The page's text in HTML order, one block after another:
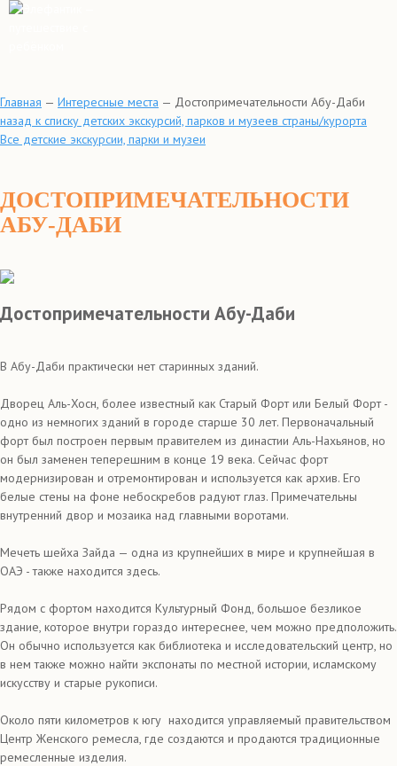
Главная — Интересные места — Достопримечательности Абу-Даби
назад к списку детских экскурсий, парков и музеев страны/курорта
Все детские экскурсии, парки и музеи
ДОСТОПРИМЕЧАТЕЛЬНОСТИ
АБУ-ДАБИ
Достопримечательности Абу-Даби
В Абу-Даби практически нет старинных зданий.
Дворец Аль-Хосн, более известный как Старый Форт или Белый Форт -
одно из немногих зданий в городе старше 30 лет. Первоначальный
форт был построен первым правителем из династии Аль-Нахьянов, но
он был заменен теперешним в конце 19 века. Сейчас форт
модернизирован и отремонтирован и используется как архив. Его
белые стены на фоне небоскребов радуют глаз. Примечательны
внутренний двор и мозаика над главными воротами.
Мечеть шейха Зайда — одна из крупнейших в мире и крупнейшая в
ОАЭ - также находится здесь.
Рядом с фортом находится Культурный Фонд, большое безликое
здание, которое внутри гораздо интереснее, чем можно предположить.
Он обычно используется как библиотека и исследовательский центр, но
в нем также можно найти экспонаты по местной истории, исламскому
искусству и старые рукописи.
Около пяти километров к югу находится управляемый правительством
Центр Женского ремесла, где создаются и продаются традиционные
ремесленные изделия.